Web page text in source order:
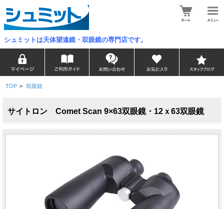
シュミットは天体望遠鏡・双眼鏡の専門店です。
TOP > 双眼鏡
サイトロン Comet Scan 9×63双眼鏡・12ｘ63双眼鏡